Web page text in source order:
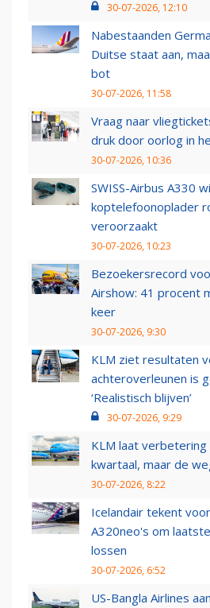
30-07-2026, 12:10
Nabestaanden
Duitse staat aan,
bot
30-07-2026, 11:58
Vraag naar
druk door oorlog in
30-07-2026, 10:36
SWISS-Airbus A330
koptelefoonoplader
veroorzaakt
30-07-2026, 10:23
Bezoekersrecord
Airshow: 41 procent
keer
30-07-2026, 9:30
KLM ziet resultaten
achteroverleunen is
‘Realistisch blijven’
30-07-2026, 9:29
KLM laat
kwartaal, maar de
30-07-2026, 8:22
Icelandair tekent
A320neo's om
lossen
30-07-2026, 6:52
US-Bangla Airlines